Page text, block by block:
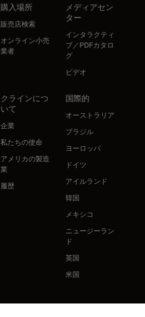
購入場所
販売店検索
オンライン小売
業者
メディアセン
ター
インタラクティ
ブ／PDFカタロ
グ
ビデオ
クラインにつ
いて
企業
私たちの使命
アメリカの製造
業
履歴
国際的
オーストラリア
ブラジル
ヨーロッパ
ドイツ
アイルランド
韓国
メキシコ
ニュージーラン
ド
英国
米国